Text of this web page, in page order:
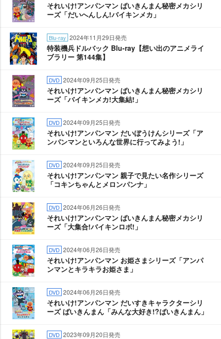
それいけ!アンパンマン ばいきんまん秘密メカシリ
ーズ「だいへんしん!バイキンメカ」
Blu-ray 2024年11月29日発売
特装機兵ドルバック Blu-ray【想い出のアニメライ
ブラリー 第144集】
DVD 2024年09月25日発売
それいけ!アンパンマン ばいきんまん秘密メカシリ
ーズ「バイキンメカ!大集結!」
DVD 2024年09月25日発売
それいけ!アンパンマン だいぼうけんシリーズ「ア
ンパンマンといろんな世界に行ってみよう!」
DVD 2024年09月25日発売
それいけ!アンパンマン 親子で見たい名作シリーズ
「コキンちゃんとメロンパンナ」
DVD 2024年06月26日発売
それいけ!アンパンマン ばいきんまん秘密メカシリ
ーズ「大集合!バイキンロボ!」
DVD 2024年06月26日発売
それいけ!アンパンマン お姫さまシリーズ「アンパ
ンマンとキラキラお姫さま」
DVD 2024年06月26日発売
それいけ!アンパンマン だいすきキャラクターシリ
ーズ ばいきんまん「みんな大好き!?ばいきんまん」
DVD 2023年09月20日発売